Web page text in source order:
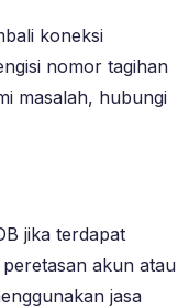
koneksi
nomor tagihan
masalah, hubungi
jika terdapat
akun atau
jasa